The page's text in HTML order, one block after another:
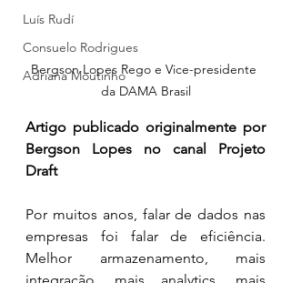
Luís Rudí
Consuelo Rodrigues
Adriana Moutinho
Bergson Lopes Rego e Vice-presidente
da DAMA Brasil
Artigo publicado originalmente por
Bergson Lopes no canal Projeto
Draft
Por muitos anos, falar de dados nas
empresas foi falar de eficiência.
Melhor armazenamento, mais